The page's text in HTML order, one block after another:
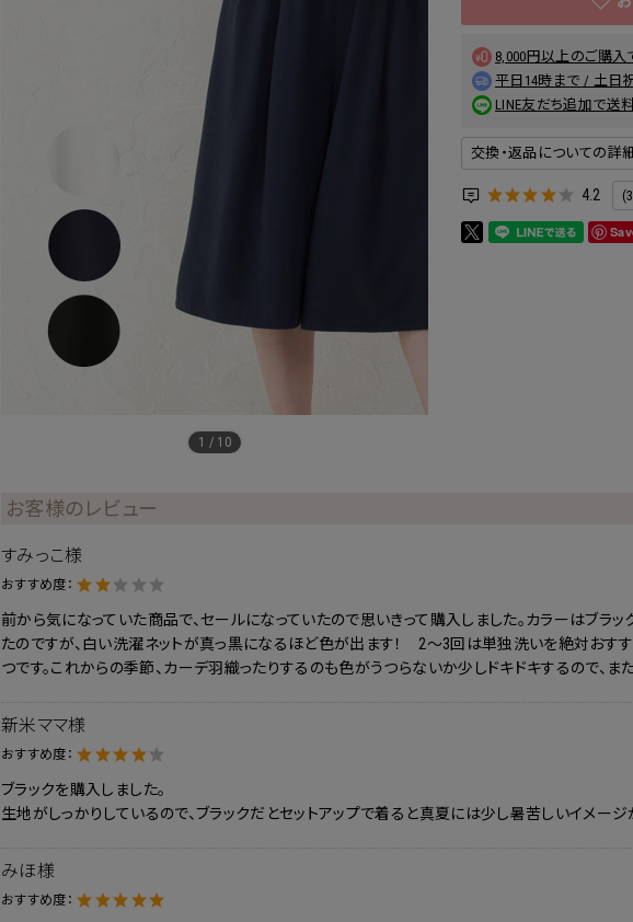
1 / 10
8,000円以上のご購入
平日14時まで / 土日
LINE友だち追加で送
交換・返品についての詳
4.2
お客様のレビュー
すみっこ様
おすすめ度：
前から気になっていた商品で、セールになっていたので思いきって購入しました。カラーはブラ
たのですが、白い洗濯ネットが真っ黒になるほど色が出ます！ 2～3回は単独洗いを絶対おす
つです。これからの季節、カーデ羽織ったりするのも色がうつらないか少しドキドキするので、ま
新米ママ様
おすすめ度：
ブラックを購入しました。
生地がしっかりしているので、ブラックだとセットアップで着ると真夏には少し暑苦しいイメージ
みほ様
おすすめ度：